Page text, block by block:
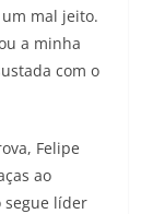
mal jeito.
a minha
com o
Felipe
ao
líder